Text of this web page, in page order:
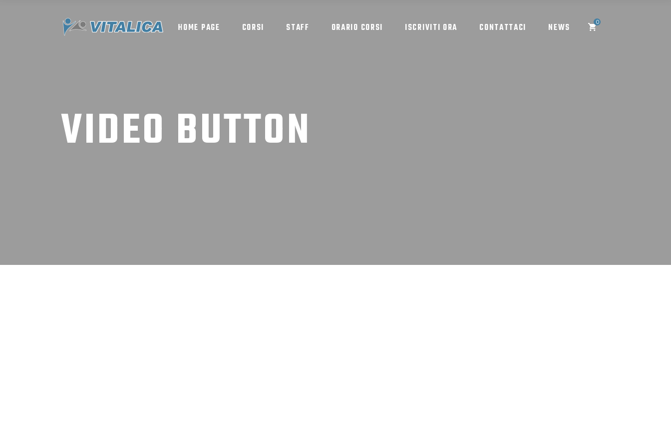
HOME PAGE CORSI STAFF ORARIO CORSI ISCRIVITI ORA CONTATTACI NEWS 0
VIDEO BUTTON